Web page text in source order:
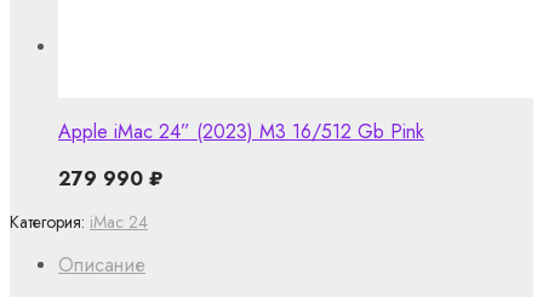
Описание
Категория: iMac 24
Apple iMac 24” (2023) M3 16/512 Gb Pink
279 990 ₽